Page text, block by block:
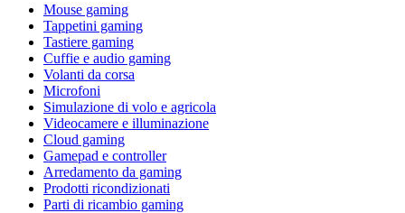
Mouse gaming
Tappetini gaming
Tastiere gaming
Cuffie e audio gaming
Volanti da corsa
Microfoni
Simulazione di volo e agricola
Videocamere e illuminazione
Cloud gaming
Gamepad e controller
Arredamento da gaming
Prodotti ricondizionati
Parti di ricambio gaming